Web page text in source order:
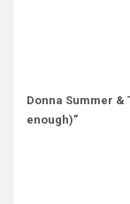
Donna Summer &
enough)”